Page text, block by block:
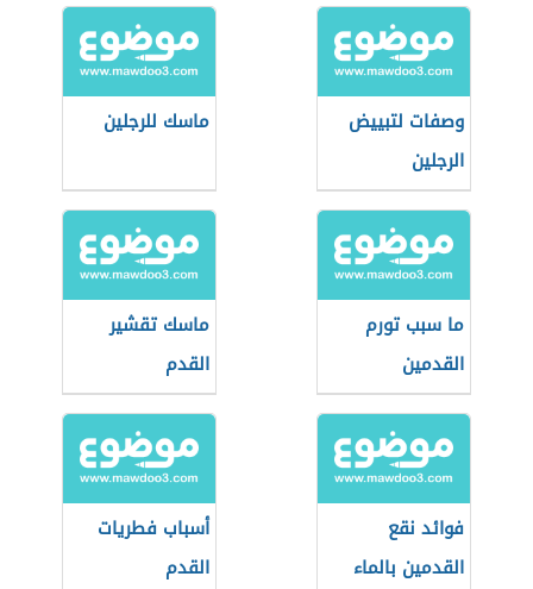
وصفات لتبييض
الرجلين
ماسك للرجلين
ما سبب تورم
القدمين
ماسك تقشير
القدم
فوائد نقع
القدمين بالماء
أسباب فطريات
القدم